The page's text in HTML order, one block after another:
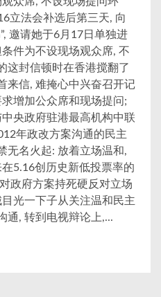
立法会补选后第三天, 向
邀请她于6月17日单独进
件为不设现场观众席, 不
这封信顿时在香港搅翻了
来信, 难掩心中兴奋召开记
增加公众席和现场提问;
央政府驻港最高机构中联
年政改方案沟通的民主
无名火起: 放着立场温和,
5.16创历史新低投票率的
政府方案持死硬反对立场
光一下子从关注温和民主
通, 转到电视辩论上,...